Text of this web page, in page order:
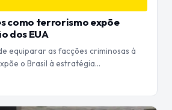
como terrorismo expõe
dos EUA
equiparar as facções criminosas à
o Brasil à estratégia…